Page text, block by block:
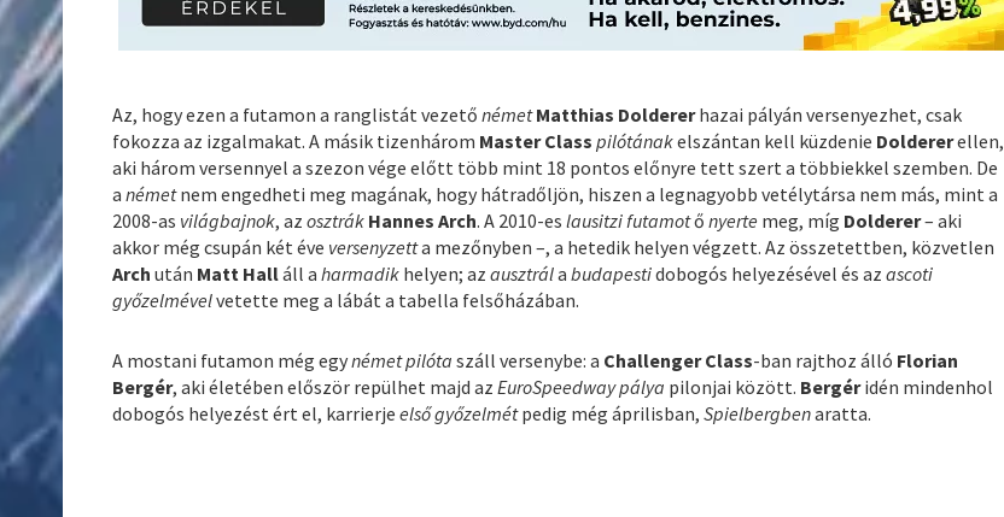
Az, hogy ezen a futamon a ranglistát vezetőnémetMatthias Doldererhazai pályán versenyezhet, csak
fokozza az izgalmakat. A másik tizenhárom Master Class pilótánakelszántan kell küzdenie Doldererellen,
aki három versennyel a szezon vége előtt több mint 18 pontos előnyre tett szert a többiekkel szemben. De
anémetnem engedheti meg magának, hogy hátradőljön, hiszen a legnagyobb vetélytársa nem más, mint a
2008-as világbajnok, azosztrák Hannes Arch. A 2010-eslausitzi futamotőnyerte meg, míg Dolderer– aki
akkor még csupán két éve versenyzetta mezőnyben –, a hetedik helyen végzett. Az összetettben, közvetlen
Arch után Matt Halláll aharmadik helyen; azausztrálabudapestidobogós helyezésével és azascoti
győzelmévelvetette meg a lábát a tabella felsőházában.
A mostani futamon még egynémet pilóta száll versenybe: a Challenger Class-ban rajthoz álló Florian
Bergér, aki életében először repülhet majd azEuroSpeedway pálya pilonjai között. Bergéridén mindenhol
dobogós helyezést ért el, karrierjeelső győzelmétpedig még áprilisban,Spielbergbenaratta.